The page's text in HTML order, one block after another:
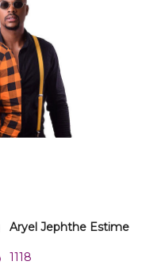
Aryel Jephthe Estime
1118